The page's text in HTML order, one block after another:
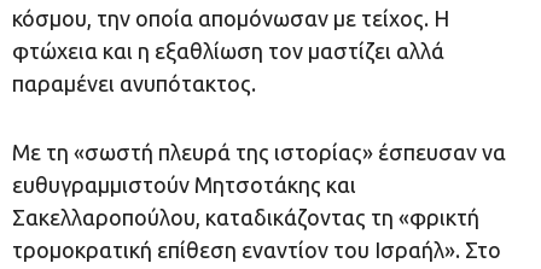
κόσμου, την οποία απομόνωσαν με τείχος. Η
φτώχεια και η εξαθλίωση τον μαστίζει αλλά
παραμένει ανυπότακτος.
Με τη «σωστή πλευρά της ιστορίας» έσπευσαν να
ευθυγραμμιστούν Μητσοτάκης και
Σακελλαροπούλου, καταδικάζοντας τη «φρικτή
τρομοκρατική επίθεση εναντίον του Ισραήλ». Στο